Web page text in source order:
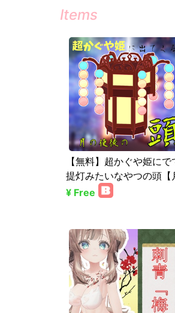
Items
【無料】超かぐや姫にで
提灯みたいなやつの頭【
¥ Free